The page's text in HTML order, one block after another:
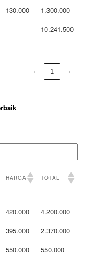
130.000
1.300.000
10.241.500
‹ 1 ›
HARGA TOTAL
420.000
4.200.000
395.000
2.370.000
550.000
550.000